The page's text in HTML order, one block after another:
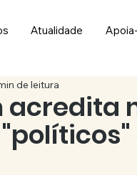
Atualidade
acredita
de leitura